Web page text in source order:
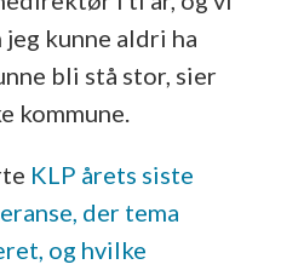
kunne aldri ha
bli stå stor, sier
kommune.
KLP årets siste
der tema
og hvilke